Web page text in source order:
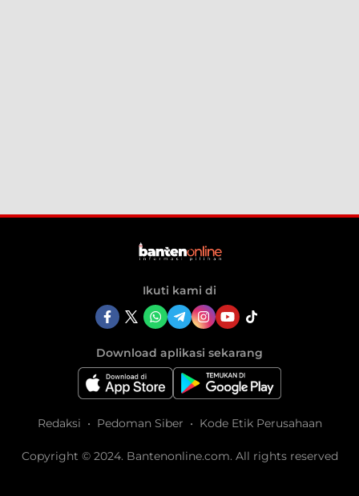
Ikuti kami di
Download aplikasi sekarang
Redaksi Pedoman Siber Kode Etik Perusahaan
Copyright © 2024. Bantenonline.com. All rights reserved